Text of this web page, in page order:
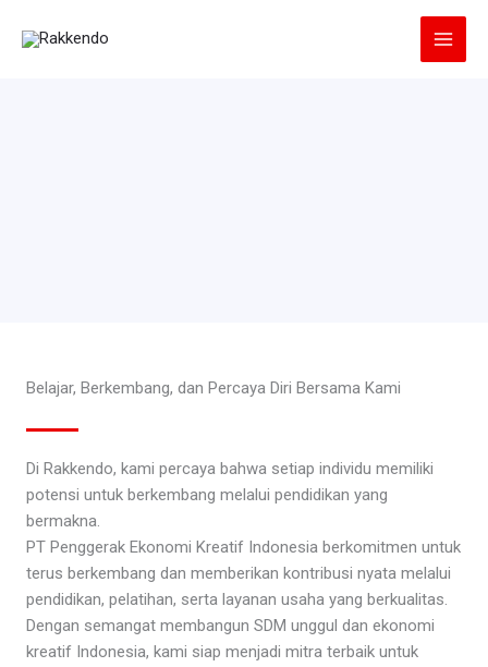
Belajar, Berkembang, dan Percaya Diri Bersama Kami
Di Rakkendo, kami percaya bahwa setiap individu memiliki
potensi untuk berkembang melalui pendidikan yang
bermakna.
PT Penggerak Ekonomi Kreatif Indonesia berkomitmen untuk
terus berkembang dan memberikan kontribusi nyata melalui
pendidikan, pelatihan, serta layanan usaha yang berkualitas.
Dengan semangat membangun SDM unggul dan ekonomi
kreatif Indonesia, kami siap menjadi mitra terbaik untuk